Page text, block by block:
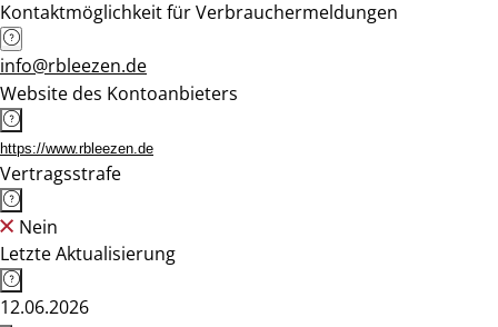
Kontaktmöglichkeit für Verbrauchermeldungen
info@rbleezen.de
Website des Kontoanbieters
https://www.rbleezen.de
Vertragsstrafe
Nein
Letzte Aktualisierung
12.06.2026